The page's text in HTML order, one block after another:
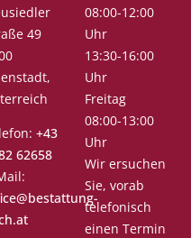
49
+43
62658
08:00-12:00
Uhr
13:30-16:00
Uhr
Freitag
08:00-13:00
Uhr
Wir ersuchen
Sie, vorab
telefonisch
einen Termin